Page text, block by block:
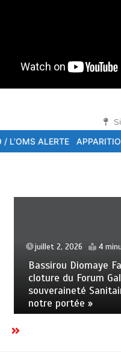
RECRUDESCENCE DE LA
juillet 2, 2026 4
Bassirou Diomaye
cloture du Forum
souveraineté
notre portée »